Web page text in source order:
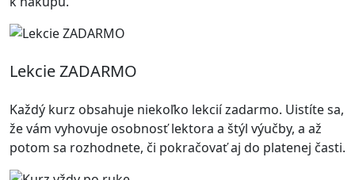
Lekcie ZADARMO
Každý kurz obsahuje niekoľko lekcií zadarmo. Uistíte sa,
že vám vyhovuje osobnosť lektora a štýl výučby, a až
potom sa rozhodnete, či pokračovať aj do platenej časti.